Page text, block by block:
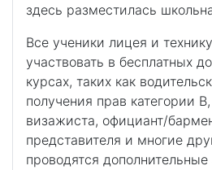
здесь разместилась
Все ученики лицея и
участвовать в бесплатных
курсах, таких как
получения прав категории
визажиста, официант/
представителя и многие
проводятся дополнительные